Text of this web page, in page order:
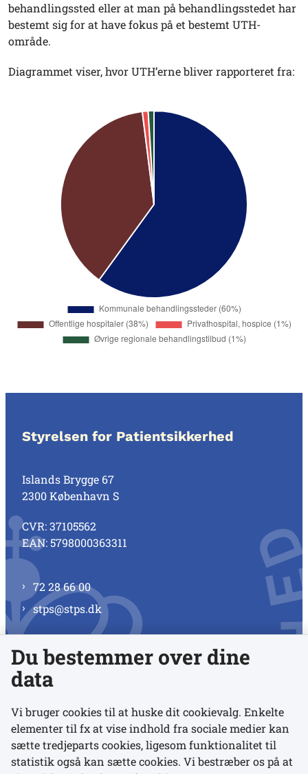
behandlingssted eller at man på behandlingsstedet har
bestemt sig for at have fokus på et bestemt UTH-
område.
Diagrammet viser, hvor UTH’erne bliver rapporteret fra:
Styrelsen for Patientsikkerhed
Islands Brygge 67
2300 København S
CVR: 37105562
EAN: 5798000363311
72 28 66 00
stps@stps.dk
Se alle kontaktnumre
Links
Du bestemmer over dine
data
Vi bruger cookies til at huske dit cookievalg. Enkelte
elementer til fx at vise indhold fra sociale medier kan
sætte tredjeparts cookies, ligesom funktionalitet til
statistik også kan sætte cookies. Vi bestræber os på at